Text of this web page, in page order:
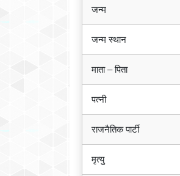
जन्म
जन्म स्थान
माता – पिता
पत्नी
राजनैतिक पार्टी
मृत्यु